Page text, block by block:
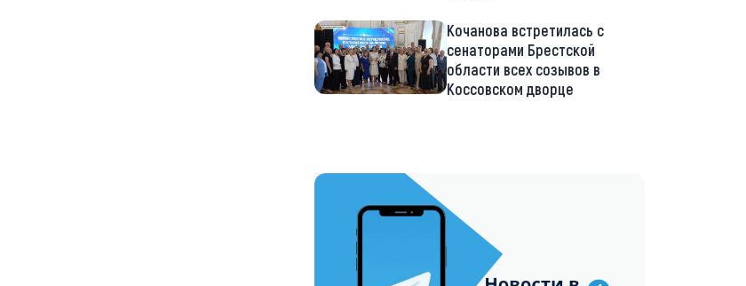
Кочанова встретилась с
сенаторами Брестской
области всех созывов в
Коссовском дворце
https://t.me/minskctvby